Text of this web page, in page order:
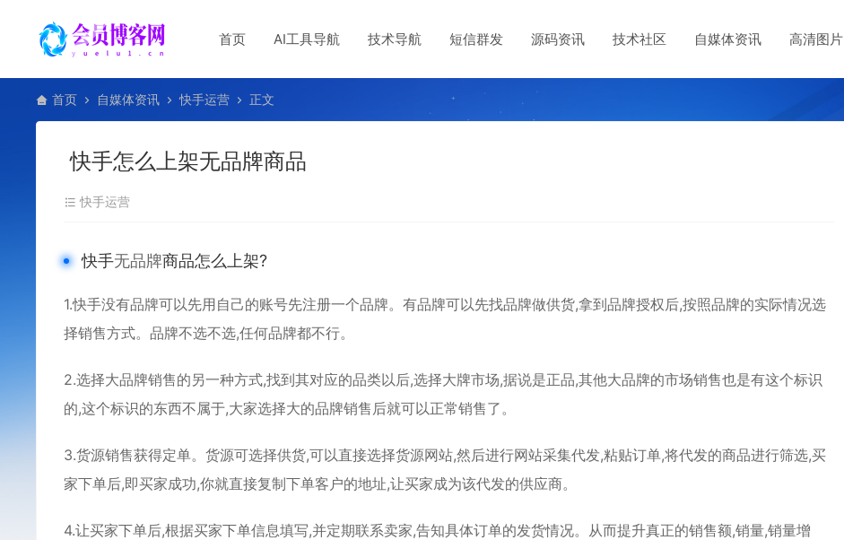
首页 AI工具导航 技术导航 短信群发 源码资讯 技术社区 自媒体资讯 高清图片
首页 自媒体资讯 快手运营 正文
快手怎么上架无品牌商品
快手运营
快手无品牌商品怎么上架?
1.快手没有品牌可以先用自己的账号先注册一个品牌。有品牌可以先找品牌做供货,拿到品牌授权后,按照品牌的实际情况选
择销售方式。品牌不选不选,任何品牌都不行。
2.选择大品牌销售的另一种方式,找到其对应的品类以后,选择大牌市场,据说是正品,其他大品牌的市场销售也是有这个标识
的,这个标识的东西不属于,大家选择大的品牌销售后就可以正常销售了。
3.货源销售获得定单。货源可选择供货,可以直接选择货源网站,然后进行网站采集代发,粘贴订单,将代发的商品进行筛选,买
家下单后,即买家成功,你就直接复制下单客户的地址,让买家成为该代发的供应商。
4.让买家下单后,根据买家下单信息填写,并定期联系卖家,告知具体订单的发货情况。从而提升真正的销售额,销量,销量增